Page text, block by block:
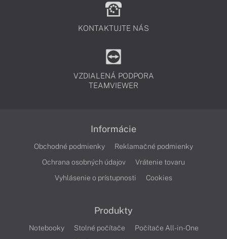
KONTAKTUJTE NÁS
VZDIALENÁ PODPORA
TEAMVIEWER
Informácie
Obchodné podmienky
Reklamačné podmienky
Ochrana osobných údajov
Vrátenie tovaru
Vyhlásenie o prístupnosti
Cookies
Produkty
Notebooky Stolné počítače
Počítače All-in-One